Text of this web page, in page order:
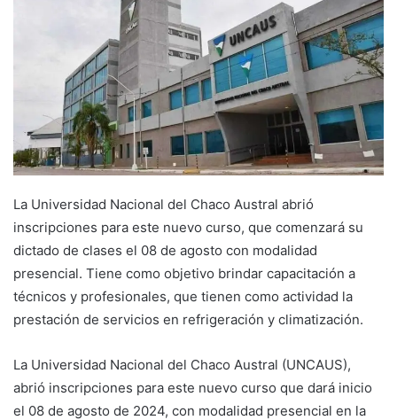
La Universidad Nacional del Chaco Austral abrió
inscripciones para este nuevo curso, que comenzará su
dictado de clases el 08 de agosto con modalidad
presencial. Tiene como objetivo brindar capacitación a
técnicos y profesionales, que tienen como actividad la
prestación de servicios en refrigeración y climatización.
La Universidad Nacional del Chaco Austral (UNCAUS),
abrió inscripciones para este nuevo curso que dará inicio
el 08 de agosto de 2024, con modalidad presencial en la